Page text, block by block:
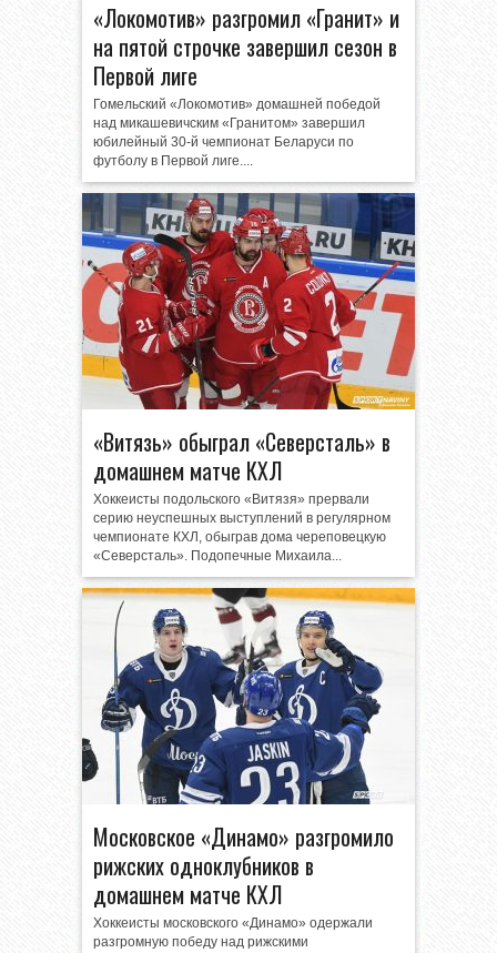
«Локомотив» разгромил «Гранит» и
на пятой строчке завершил сезон в
Первой лиге
Гомельский «Локомотив» домашней победой
над микашевичским «Гранитом» завершил
юбилейный 30-й чемпионат Беларуси по
футболу в Первой лиге....
«Витязь» обыграл «Северсталь» в
домашнем матче КХЛ
Хоккеисты подольского «Витязя» прервали
серию неуспешных выступлений в регулярном
чемпионате КХЛ, обыграв дома череповецкую
«Северсталь». Подопечные Михаила...
Московское «Динамо» разгромило
рижских одноклубников в
домашнем матче КХЛ
Хоккеисты московского «Динамо» одержали
разгромную победу над рижскими